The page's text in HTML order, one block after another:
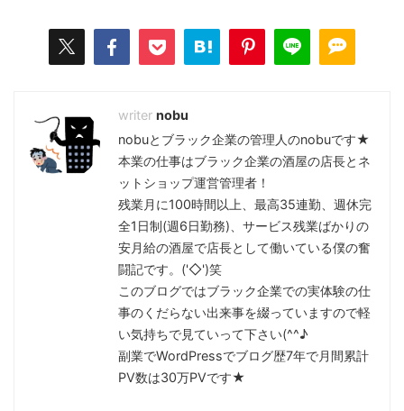
nobu
nobuとブラック企業の管理人のnobuです★
本業の仕事はブラック企業の酒屋の店長とネ
ットショップ運営管理者！
残業月に100時間以上、最高35連勤、週休完
全1日制(週6日勤務)、サービス残業ばかりの
安月給の酒屋で店長として働いている僕の奮
闘記です。('◇')笑
このブログではブラック企業での実体験の仕
事のくだらない出来事を綴っていますので軽
い気持ちで見ていって下さい(^^♪
副業でWordPressでブログ歴7年で月間累計
PV数は30万PVです★